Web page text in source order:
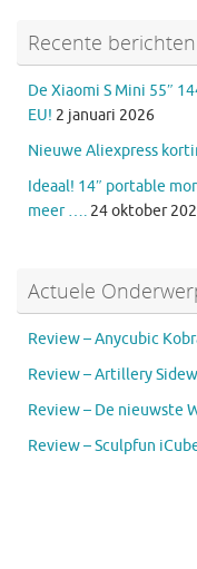
Recente berichten
De Xiaomi S Mini 55″
EU! 2 januari 2026
Nieuwe Aliexpress
Ideaal! 14″ portable
meer …. 24 oktober
Actuele
Review – Anycubic
Review – Artillery
Review – De nieuwste
Review – Sculpfun